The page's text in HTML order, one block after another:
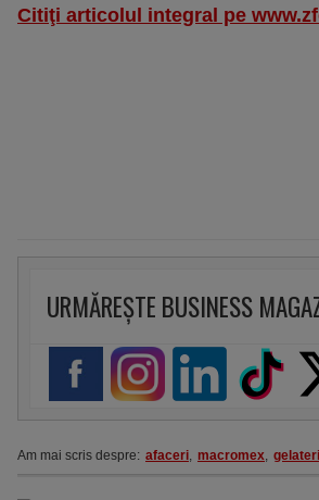
Citiţi articolul integral pe
URMĂREȘTE BUSINESS
Am mai scris despre: afaceri, macromex,